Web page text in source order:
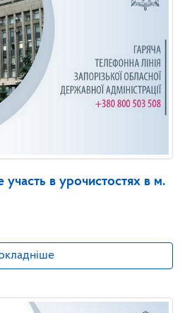
участь в урочистостях в м.